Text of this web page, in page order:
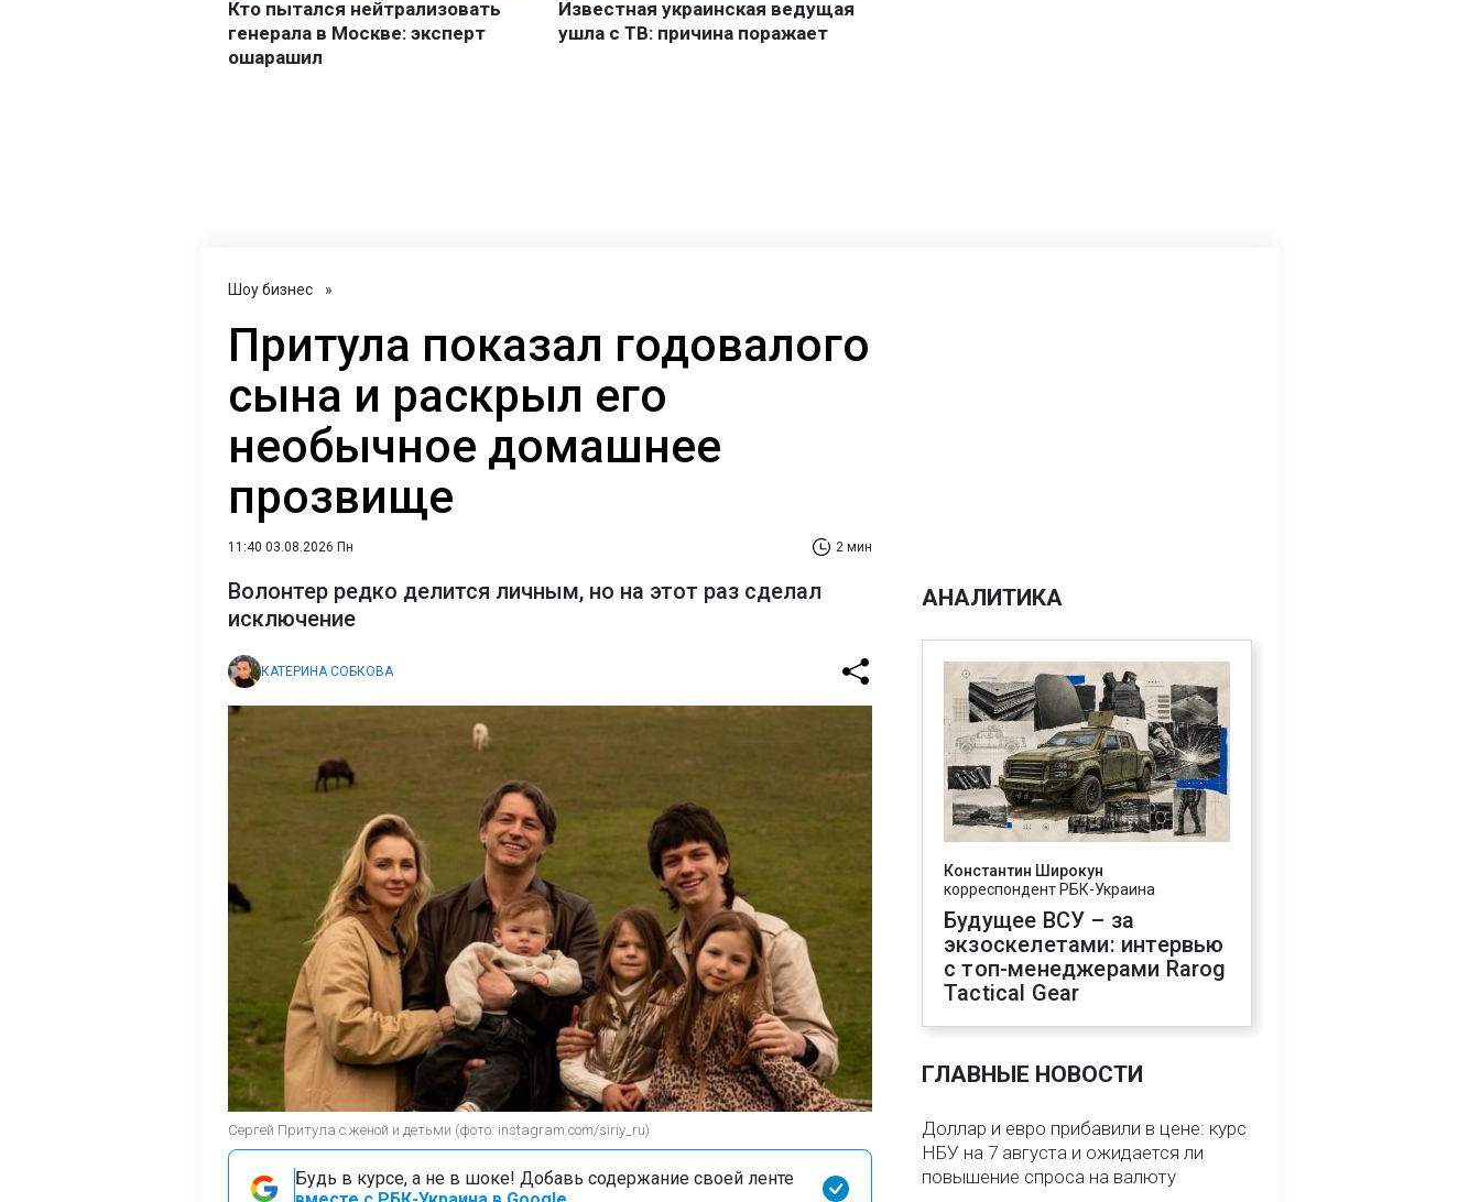
Шоу бизнес »
Притула показал годовалого
сына и раскрыл его
необычное домашнее
прозвище
11:40 03.08.2026 Пн 2 мин
Волонтер редко делится личным, но на этот раз сделал
исключение
КАТЕРИНА СОБКОВА
Сергей Притула с женой и детьми (фото: instagram.com/siriy_ru)
Будь в курсе, а не в шоке! Добавь содержание своей ленте
АНАЛИТИКА
Константин Широкун
корреспондент РБК-Украина
Будущее ВСУ – за
экзоскелетами: интервью
с топ-менеджерами Rarog
Tactical Gear
ГЛАВНЫЕ НОВОСТИ
Доллар и евро прибавили в цене: курс
НБУ на 7 августа и ожидается ли
повышение спроса на валюту